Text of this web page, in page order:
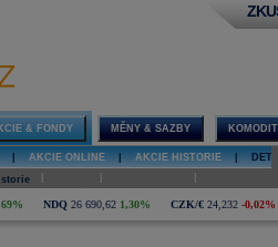
& FONDY MĚNY & SAZBY
AKCIE ONLINE AKCIE HISTORIE
NDQ 26 690,62 1,30% CZK/€ 24,232 -0,02%